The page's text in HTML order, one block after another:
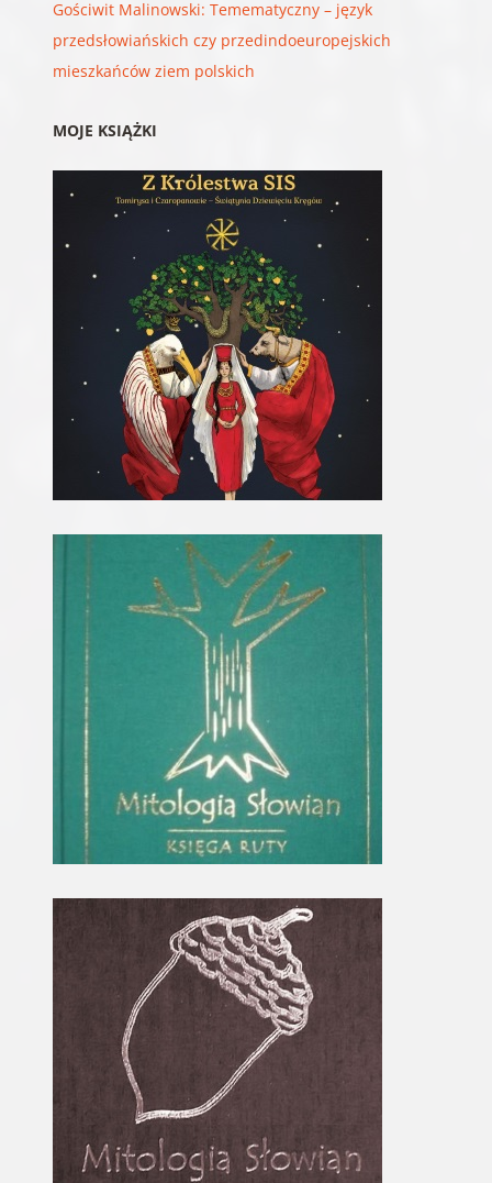
Gościwit Malinowski: Temematyczny – język
przedsłowiańskich czy przedindoeuropejskich
mieszkańców ziem polskich
MOJE KSIĄŻKI